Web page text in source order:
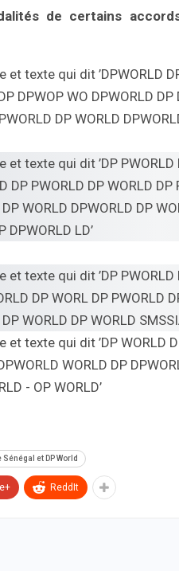
de certains
et DP World
ReddIt